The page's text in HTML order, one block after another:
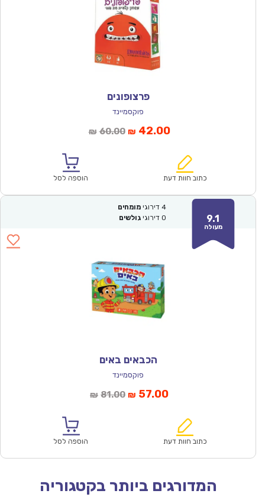
פרצופונים
פוקסמיינד
₪ 60.00המחיר
₪60.00.
₪ 42.00המחיר
הוא:
כתוב חוות דעת הוספה לסל
9.1
מעולה
4 דירוגי מומחים
0 דירוגי גולשים
הכבאים באים
פוקסמיינד
₪ 81.00המחיר
₪81.00.
₪ 57.00המחיר
הוא:
כתוב חוות דעת הוספה לסל
המדורגים ביותר בקטגוריה